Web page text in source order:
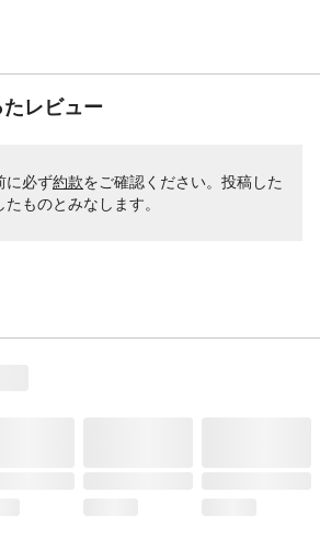
レビュー
に必ず約款をご確認ください。投稿した
ものとみなします。